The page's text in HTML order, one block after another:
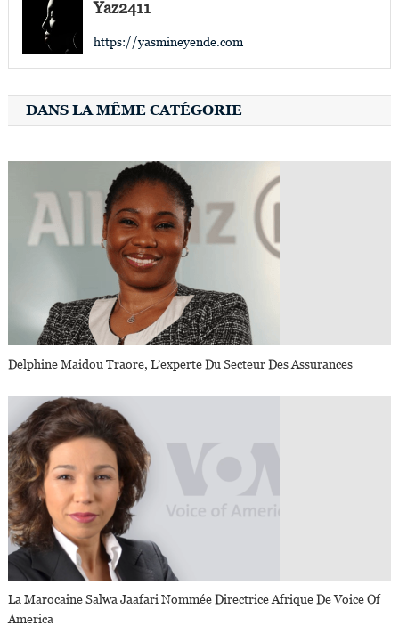
l’articleYaz2411
https://yasmineyende.com
DANS LA MÊME CATÉGORIE
Delphine Maidou Traore, L’experte Du Secteur Des Assurances
La Marocaine Salwa Jaafari Nommée Directrice Afrique De Voice Of
America